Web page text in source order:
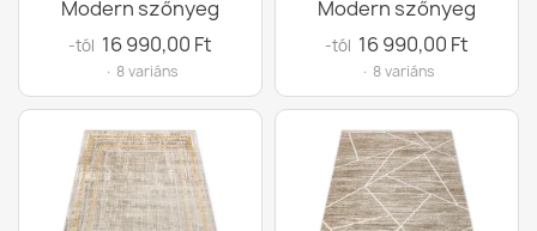
Modern szőnyeg
-tól 16 990,00 Ft
· 8 variáns
Modern szőnyeg
-tól 16 990,00 Ft
· 8 variáns